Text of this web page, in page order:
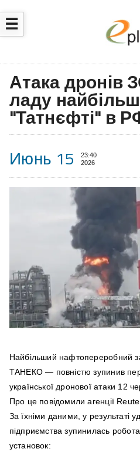
☰
Атака дронів
ладу
"Татнєфті" в
Июнь 15
23:40
2026
Найбільший нафтопереробний
ТАНЕКО — повністю зупинив
української дронової атаки 12
Про це повідомили агенції
За їхніми даними, у результаті
підприємства зупинилась
установок: